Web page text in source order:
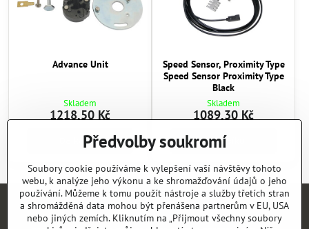
Advance Unit
Skladem
1218,50 Kč
Do košíku
Speed Sensor, Proximity Type
Speed Sensor Proximity Type
Black
Skladem
1089,30 Kč
Do košíku
ÚvodE-SHOPKATALOGYNEWSKONTAKTREFERENCE
Předvolby soukromí
Soubory cookie používáme k vylepšení vaší návštěvy tohoto
webu, k analýze jeho výkonu a ke shromažďování údajů o jeho
používání. Můžeme k tomu použít nástroje a služby třetích stran
a shromážděná data mohou být přenášena partnerům v EU, USA
nebo jiných zemích. Kliknutím na „Přijmout všechny soubory